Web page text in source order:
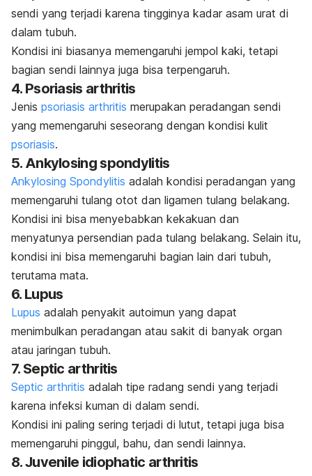
sendi yang terjadi karena tingginya kadar asam urat di
dalam tubuh.
Kondisi ini biasanya memengaruhi jempol kaki, tetapi
bagian sendi lainnya juga bisa terpengaruh.
4. Psoriasis arthritis
Jenis psoriasis arthritis merupakan peradangan sendi
yang memengaruhi seseorang dengan kondisi kulit
psoriasis.
5. Ankylosing spondylitis
Ankylosing Spondylitis adalah kondisi peradangan yang
memengaruhi tulang otot dan ligamen tulang belakang.
Kondisi ini bisa menyebabkan kekakuan dan
menyatunya persendian pada tulang belakang. Selain itu,
kondisi ini bisa memengaruhi bagian lain dari tubuh,
terutama mata.
6. Lupus
Lupus adalah penyakit autoimun yang dapat
menimbulkan peradangan atau sakit di banyak organ
atau jaringan tubuh.
7. Septic arthritis
Septic arthritis adalah tipe radang sendi yang terjadi
karena infeksi kuman di dalam sendi.
Kondisi ini paling sering terjadi di lutut, tetapi juga bisa
memengaruhi pinggul, bahu, dan sendi lainnya.
8. Juvenile idiophatic arthritis